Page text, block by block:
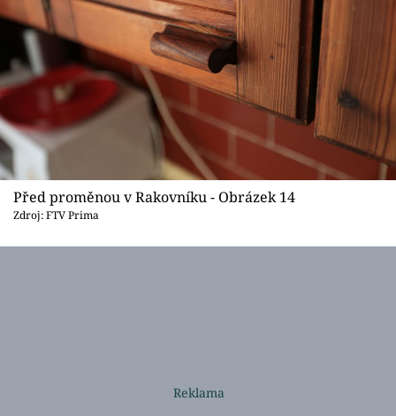
Před proměnou v Rakovníku - Obrázek 14
Zdroj: FTV Prima